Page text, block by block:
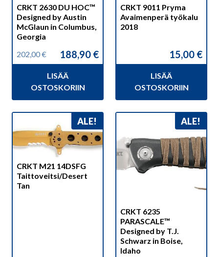
CRKT 2630 DU HOC™
Designed by Austin
McGlaun in Columbus,
Georgia
202,00€
Alkuperäinen
hinta
202,00 €.
188,90 €
Nykyinen
hinta
188,90 €.
LISÄÄ
OSTOSKORIIN
CRKT 9011 Pryma
Avaimenperä työkalu
2018
15,00 €
LISÄÄ
OSTOSKORIIN
ALE!
CRKT M21 14DSFG
Taittoveitsi/Desert
Tan
ALE!
CRKT 6235
PARASCALE™
Designed by T.J.
Schwarz in Boise,
Idaho